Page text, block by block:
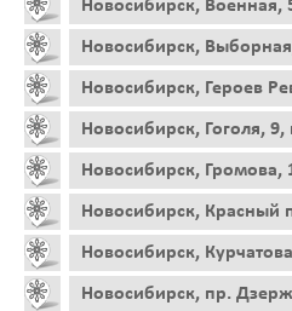
Новосибирск, Военная,
Новосибирск,
Новосибирск, Героев
Новосибирск, Гоголя, 9,
Новосибирск, Громова,
Новосибирск, Красный
Новосибирск,
Новосибирск, пр.